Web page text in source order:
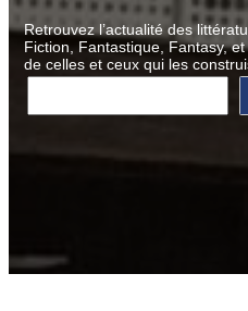
Retrouvez l’actualité des
Fiction, Fantastique, Fantasy,
de celles et ceux qui les
R
c